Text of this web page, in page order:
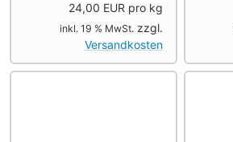
24,00 EUR pro kg
inkl. 19 % MwSt. zzgl.
Versandkosten